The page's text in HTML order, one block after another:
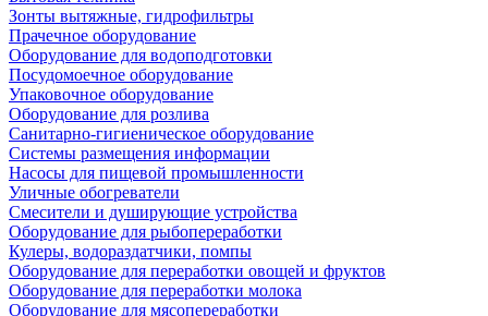
Зонты вытяжные, гидрофильтры
Прачечное оборудование
Оборудование для водоподготовки
Посудомоечное оборудование
Упаковочное оборудование
Оборудование для розлива
Санитарно-гигиеническое оборудование
Системы размещения информации
Насосы для пищевой промышленности
Уличные обогреватели
Смесители и душирующие устройства
Оборудование для рыбопереработки
Кулеры, водораздатчики, помпы
Оборудование для переработки овощей и фруктов
Оборудование для переработки молока
Оборудование для мясопереработки